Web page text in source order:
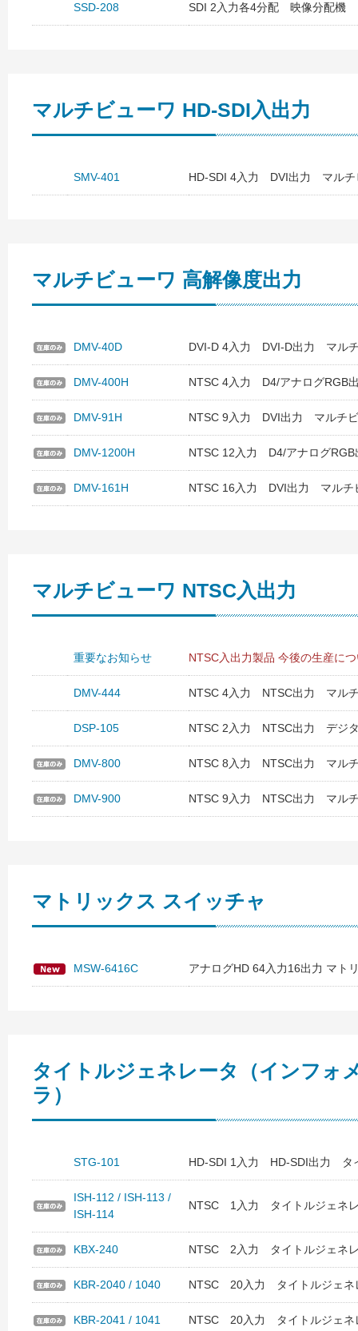
SSD-208 SDI 2入力各4分配 映像分配機
マルチビューワ HD-SDI入出力
SMV-401 HD-SDI 4入力 DVI出力 マルチ
マルチビューワ 高解像度出力
DMV-40D DVI-D 4入力 DVI-D出力 マル
DMV-400H NTSC 4入力 D4/アナログRGB
DMV-91H NTSC 9入力 DVI出力 マルチ
DMV-1200H NTSC 12入力 D4/アナログ
DMV-161H NTSC 16入力 DVI出力 マルチ
マルチビューワ NTSC入出力
重要なお知らせ NTSC入出力製品 今後の生産に
DMV-444 NTSC 4入力 NTSC出力 マル
DSP-105 NTSC 2入力 NTSC出力 デジ
DMV-800 NTSC 8入力 NTSC出力 マル
DMV-900 NTSC 9入力 NTSC出力 マル
マトリックス スイッチャ
MSW-6416C アナログHD 64入力16出力 マト
タイトルジェネレータ（インフォ
ラ）
STG-101 HD-SDI 1入力 HD-SDI出力 タ
ISH-112 / ISH-113 /
ISH-114
NTSC 1入力 タイトルジェネ
KBX-240 NTSC 2入力 タイトルジェネ
KBR-2040 / 1040 NTSC 20入力 タイトルジェネ
KBR-2041 / 1041 NTSC 20入力 タイトルジェネ